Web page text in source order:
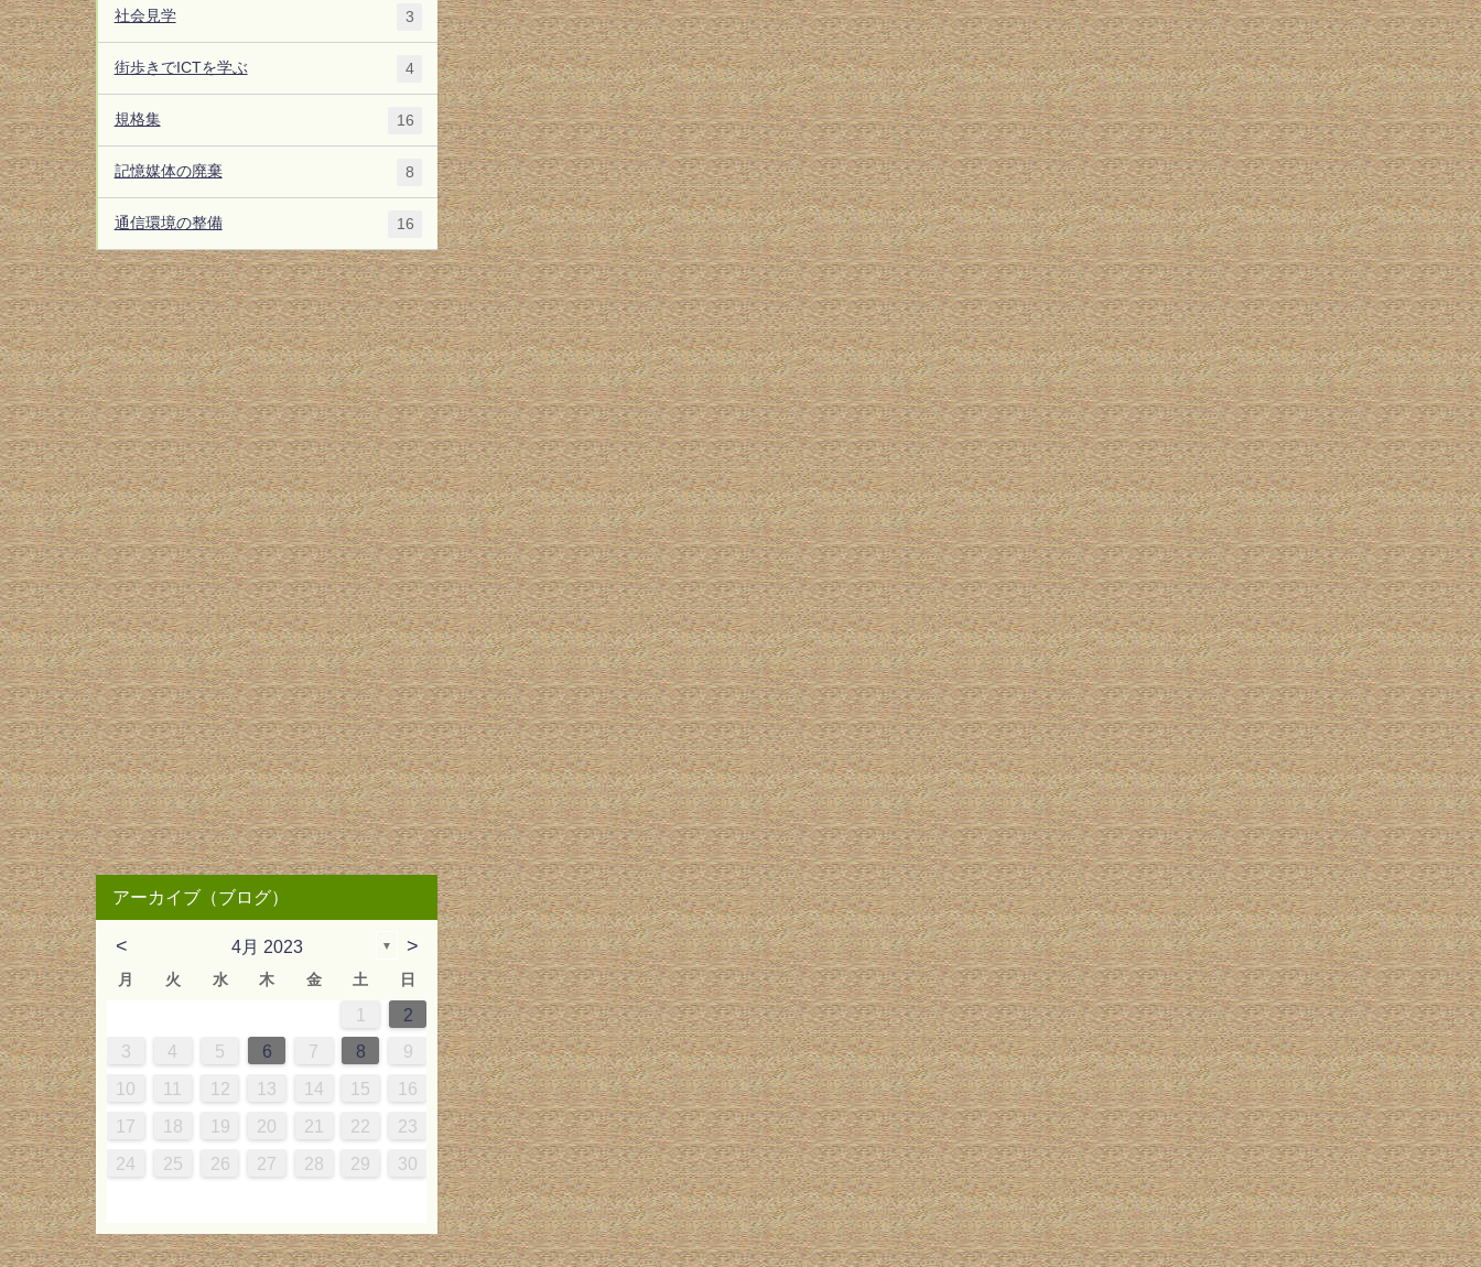
社会見学 3
街歩きでICTを学ぶ 4
規格集 16
記憶媒体の廃棄 8
通信環境の整備 16
アーカイブ（ブログ）
< 4月 2023 ▼ >
月 火 水 木 金 土 日
2 3
9 10
16 17
23 24
30 31
3 4
10 11
17 18
24 25
6 7
13 14
20 21
27 28
2 3
9 10
16 17
23 24
30 31
4 5
11 12
18 19
25 26
1
7 8
14 15
21 22
28 29
2 3
9 10
16 17
23 24
30
5 6
12 13
19 20
26 27
1 2
3 4 5 6 7 8 9
10 11 12 13 14 15 16
17 18 19 20 21 22 23
24 25 26 27 28 29 30
4 5
11 12
18 19
25 26
3 4
10 11
17 18
24 25
31
6 7
13 14
20 21
27 28
2 3
9 10
16 17
23 24
30 31
4 5
11 12
18 19
25 26
1
7 8
14 15
21 22
28 29
2 3
9 10
16 17
23 24
30
5 6
12 13
19 20
26 27
1 2
8 9
15 16
22 23
29 30
3 4
10 11
17 18
24 25
6 7
13 14
20 21
27 28
6 7
13 14
20 21
27 28
2 3
9 10
16 17
23 24
30 31
5 6
12 13
19 20
26 27
1
7 8
14 15
21 22
28 29
3 4
10 11
17 18
24 25
31
2 3
9 10
16 17
23 24
30 31
4 5
11 12
18 19
25 26
1
7 8
14 15
21 22
28 29
1 2
8 9
15 16
22 23
29
4 5
11 12
18 19
25 26
1
7 8
14 15
21 22
28 29
2 3
9 10
16 17
23 24
30
1 2
8 9
15 16
22 23
29 30
4 5
11 12
18 19
25 26
2 3
9 10
16 17
23 24
30 31
1 2
8 9
15 16
22 23
29 30
4 5
11 12
18 19
25 26
1
7 8
14 15
21 22
28 29
2 3
9 10
16 17
23 24
30
5 6
12 13
19 20
26 27
3 4
10 11
17 18
24 25
6 7
13 14
20 21
27 28